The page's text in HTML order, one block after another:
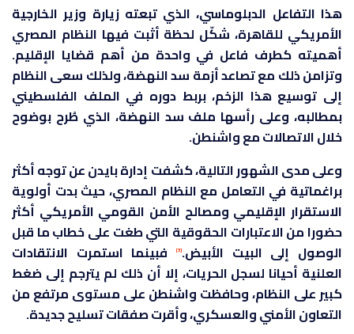
هذا التفاعل الدبلوماسي، الذي تبعته زيارة وزير الخارجية
الأمريكي للقاهرة، شكّل لحظة أثبت فيها النظام المصري
أهميته كطرف فاعل في واحدة من أهم قضايا الإقليم.
وتزامن ذلك مع تصاعد أزمة سد النهضة، ولذلك سعى النظام
إلى توسيع هذا الزخم، بربط دوره في الملف الفلسطيني
بمطالبه، وعلى رأسها ملف سد النهضة، الذي طُرح بوضوح
خلال الاتصالات مع واشنطن.
وعلى مدى الشهور التالية، كشفت إدارة بايدن عن توجه أكثر
براغماتية في التعامل مع النظام المصري، حيث بدت أولوية
الاستقرار الإقليمي ومصالح الأمن القومي الأمريكي أكثر
حضورا من الاعتبارات الحقوقية التي طغت على خطاب ما قبل
الوصول إلى البيت الأبيض.[3]
فبينما استمرت الانتقادات
العلنية أحيانا لسجل الحريات، إلا أن ذلك لم يترجم إلى ضغط
كبير على النظام، وحافظت واشنطن على مستوى مرتفع من
التعاون الأمني والعسكري، وأقرت صفقات تسليح جديدة.